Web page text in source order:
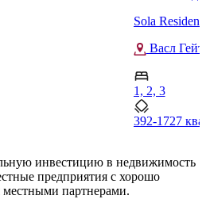
Sola
Васл Гейт
1, 2, 3
392-1727
инвестицию в недвижимость
предприятия с хорошо
местными партнерами.